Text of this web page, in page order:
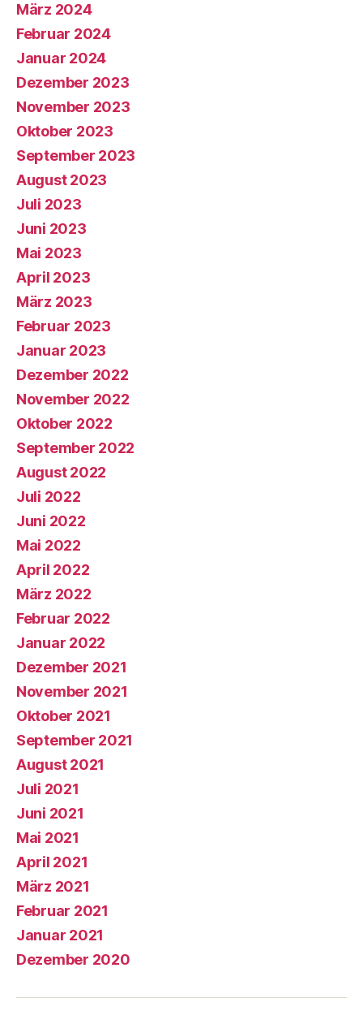
März 2024
Februar 2024
Januar 2024
Dezember 2023
November 2023
Oktober 2023
September 2023
August 2023
Juli 2023
Juni 2023
Mai 2023
April 2023
März 2023
Februar 2023
Januar 2023
Dezember 2022
November 2022
Oktober 2022
September 2022
August 2022
Juli 2022
Juni 2022
Mai 2022
April 2022
März 2022
Februar 2022
Januar 2022
Dezember 2021
November 2021
Oktober 2021
September 2021
August 2021
Juli 2021
Juni 2021
Mai 2021
April 2021
März 2021
Februar 2021
Januar 2021
Dezember 2020